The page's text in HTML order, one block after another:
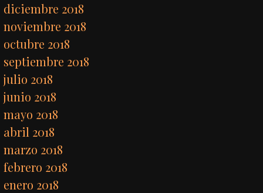
diciembre 2018
noviembre 2018
octubre 2018
septiembre 2018
julio 2018
junio 2018
mayo 2018
abril 2018
marzo 2018
febrero 2018
enero 2018